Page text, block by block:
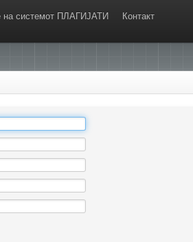
на системот ПЛАГИЈАТИ Контакт